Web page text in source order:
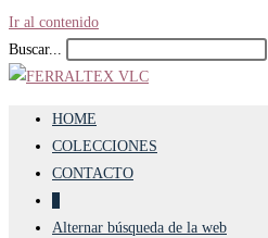
Ir al contenido
Buscar...
HOME
COLECCIONES
CONTACTO
Alternar búsqueda de la web